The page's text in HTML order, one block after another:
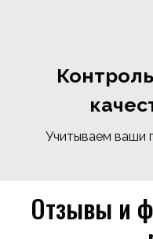
Учитываем ваши
Отзывы и